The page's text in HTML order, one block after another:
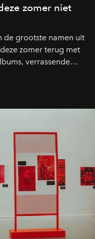
zomer niet
de grootste namen uit
zomer terug met
verrassende